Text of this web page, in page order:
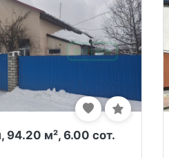
94.20 м², 6.00 сот.